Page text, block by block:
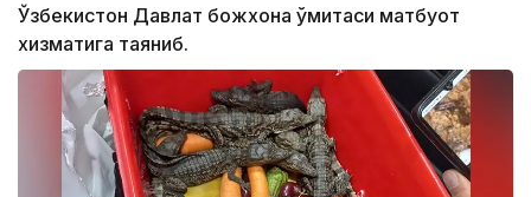
Ўзбекистон Давлат божхона қўмитаси матбуот
хизматига таяниб.